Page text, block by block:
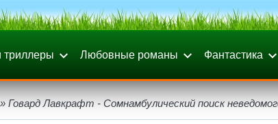
триллеры Любовные романы Фантастика
» Говард Лавкрафт - Сомнамбулический поиск